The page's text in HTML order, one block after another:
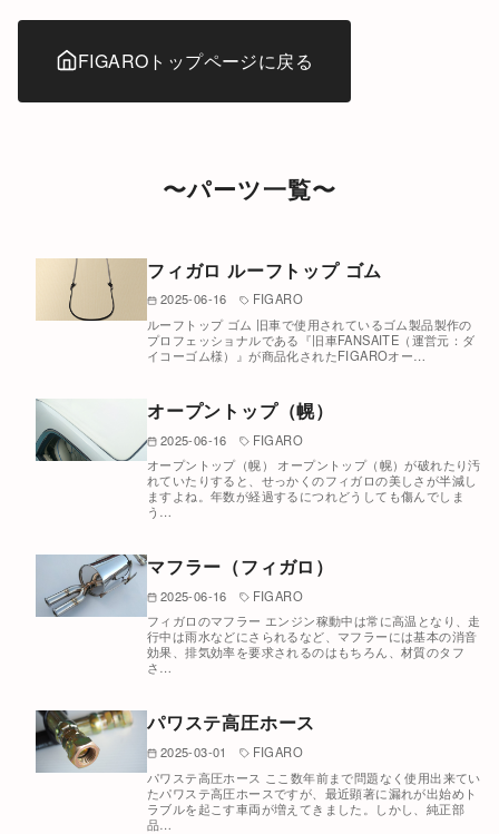
FIGAROトップページに戻る
〜パーツ一覧〜
フィガロ ルーフトップ ゴム
2025-06-16
FIGARO
ルーフトップ ゴム 旧車で使用されているゴム製品製作の
プロフェッショナルである『旧車FANSAITE（運営元：ダ
イコーゴム様）』が商品化されたFIGAROオー…
オープントップ（幌）
2025-06-16
FIGARO
オープントップ（幌） オープントップ（幌）が破れたり汚
れていたりすると、せっかくのフィガロの美しさが半減し
ますよね。年数が経過するにつれどうしても傷んでしま
う…
マフラー（フィガロ）
2025-06-16
FIGARO
フィガロのマフラー エンジン稼動中は常に高温となり、走
行中は雨水などにさられるなど、マフラーには基本の消音
効果、排気効率を要求されるのはもちろん、材質のタフ
さ…
パワステ高圧ホース
2025-03-01
FIGARO
パワステ高圧ホース ここ数年前まで問題なく使用出来てい
たパワステ高圧ホースですが、最近顕著に漏れが出始めト
ラブルを起こす車両が増えてきました。しかし、純正部
品…